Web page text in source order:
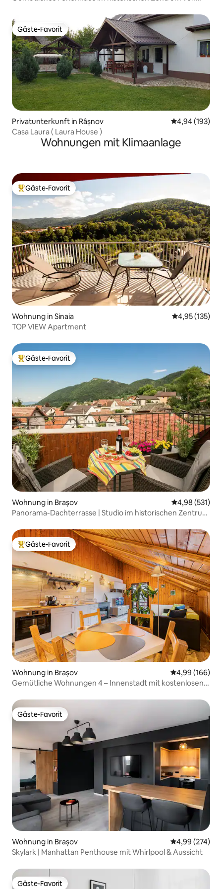
Gäste-Favorit
Gäste-Favorit
Privatunterkunft in Râșnov
4,94 (193)
Casa Laura ( Laura House )
Wohnungen mit Klimaanlage
Beliebter Gäste-Favorit.
Gäste-Favorit
Wohnung in Sinaia
4,95 (135)
TOP VIEW Apartment
Beliebter Gäste-Favorit.
Gäste-Favorit
Wohnung in Brașov
4,98 (531)
Panorama-Dachterrasse | Studio im historischen Zentrum
Beliebter Gäste-Favorit.
Gäste-Favorit
Wohnung in Brașov
4,99 (166)
Gemütliche Wohnungen 4 – Innenstadt mit kostenlosen
Gäste-Favorit
Gäste-Favorit
Wohnung in Brașov
4,99 (274)
Skylark | Manhattan Penthouse mit Whirlpool & Aussicht
Gäste-Favorit